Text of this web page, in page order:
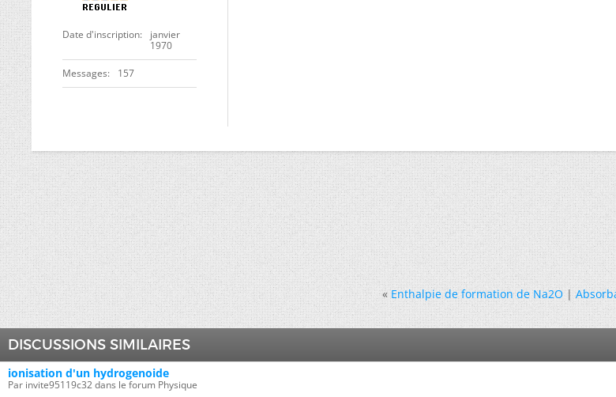
Date d'inscription
janvier
1970
Messages 157
« Enthalpie de formation de Na2O|
DISCUSSIONS SIMILAIRES
ionisation d'un hydrogenoide
Par invite95119c32 dans le forum Physique